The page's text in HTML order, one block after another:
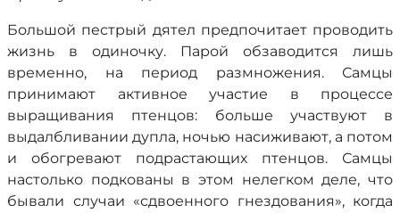
Большой пестрый дятел предпочитает проводить
жизнь в одиночку. Парой обзаводится лишь
временно, на период размножения. Самцы
принимают активное участие в процессе
выращивания птенцов: больше участвуют в
выдалбливании дупла, ночью насиживают, а потом
и обогревают подрастающих птенцов. Самцы
настолько подкованы в этом нелегком деле, что
бывали случаи «сдвоенного гнездования», когда